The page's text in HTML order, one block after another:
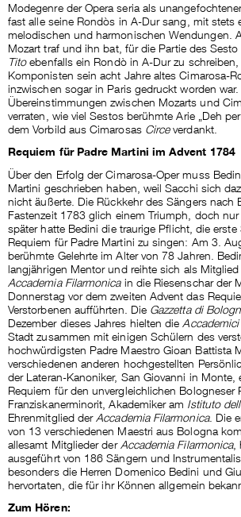
Modegenre der Opera seria als
fast alle seine Rondòs in A-Dur sang, mit stets
melodischen und harmonischen Wendungen.
Mozart traf und ihn bat, für die Partie des
Titoebenfalls ein Rondò in A-Dur zu
Komponisten sein acht Jahre altes Cimarosa-
inzwischen sogar in Paris gedruckt worden
Übereinstimmungen zwischen Mozarts und
verraten, wie viel Sestos berühmte Arie „Deh
dem Vorbild aus CimarosasCirceverdankt.
Requiem für Padre Martini im Advent 1784
Über den Erfolg der Cimarosa-Oper muss
Martini geschrieben haben, weil Sacchi sich
nicht äußerte. Die Rückkehr des Sängers nach
Fastenzeit 1783 glich einem Triumph, doch
später hatte Bedini die traurige Pflicht, die
Requiem für Padre Martini zu singen: Am 3.
berühmte Gelehrte im Alter von 78 Jahren.
langjährigen Mentor und reihte sich als
Accademia Filarmonicain die Riesenschar der
Donnerstag vor dem zweiten Advent das
Verstorbenen aufführten. DieGazzetta di
Dezember dieses Jahres hielten die
Stadt zusammen mit einigen Schülern des
hochwürdigsten Padre Maestro Gioan Battista
verschiedenen anderen hochgestellten
der Lateran-Kanoniker, San Giovanni in Monte,
Requiem für den unvergleichlichen Bologneser
Franziskanerminorit, Akademiker am Istituto
Ehrenmitglied derAccademia Filarmonica. Die
von 13 verschiedenen Maestri aus Bologna
allesamt Mitglieder derAccademia Filarmonica,
ausgeführt von 186 Sängern und
besonders die Herren Domenico Bedini und
hervortaten, die für ihr Können allgemein
Zum Hören: